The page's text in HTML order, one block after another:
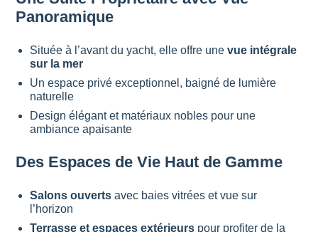
Panoramique
Située à l’avant du yacht, elle offre unevue intégrale
sur la mer
Un espace privé exceptionnel, baigné de lumière
naturelle
Design élégant et matériaux nobles pour une
ambiance apaisante
Des Espaces de Vie Haut de Gamme
Salons ouverts avec baies vitrées et vue sur
l’horizon
Terrasse et espaces extérieurs pour profiter de la